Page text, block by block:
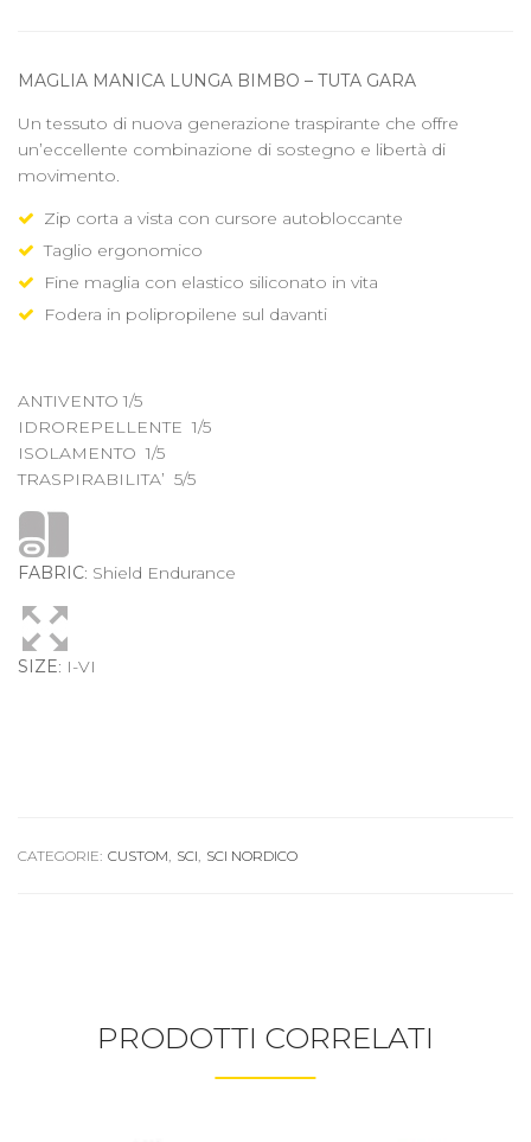
MAGLIA MANICA LUNGA BIMBO – TUTA GARA
Un tessuto di nuova generazione traspirante che offre
un’eccellente combinazione di sostegno e libertà di
movimento.
Zip corta a vista con cursore autobloccante
Taglio ergonomico
Fine maglia con elastico siliconato in vita
Fodera in polipropilene sul davanti
ANTIVENTO 1/5
IDROREPELLENTE 1/5
ISOLAMENTO 1/5
TRASPIRABILITA’ 5/5
FABRIC: Shield Endurance
SIZE: I-VI
CATEGORIE: CUSTOM, SCI, SCI NORDICO
PRODOTTI CORRELATI